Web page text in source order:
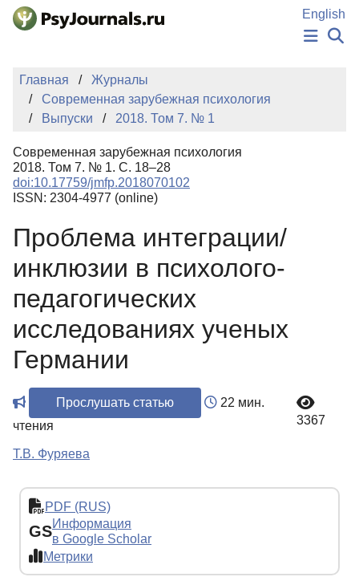
Перейти к основному содержанию
English
НОВОСТИ
ИЗДАНИЯ
АВТОРЫ
БАЗА ЗНАНИЙ
КЛЮЧЕВЫЕ СЛОВА
Регистрация
Главная
Журналы
Современная зарубежная психология
Выпуски
2018. Том 7. № 1
Современная зарубежная психология
2018. Том 7. № 1. С. 18–28
doi:10.17759/jmfp.2018070102
ISSN: 2304-4977 (online)
Проблема интеграции/
инклюзии в психолого-
педагогических
исследованиях ученых
Германии
Прослушать статью
22 мин.
чтения
3367
Т.В. Фуряева
PDF (RUS)
GSИнформация
в Google Scholar
Метрики